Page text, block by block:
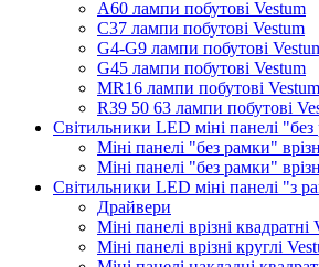
A60 лампи побутові Vestum
C37 лампи побутові Vestum
G4-G9 лампи побутові
G45 лампи побутові Vestum
MR16 лампи побутові Vestum
R39 50 63 лампи побутові
Світильники LED міні панелі
Міні панелі "без рамки"
Міні панелі "без рамки"
Світильники LED міні панелі "з
Драйвери
Міні панелі врізні квадратні
Міні панелі врізні круглі